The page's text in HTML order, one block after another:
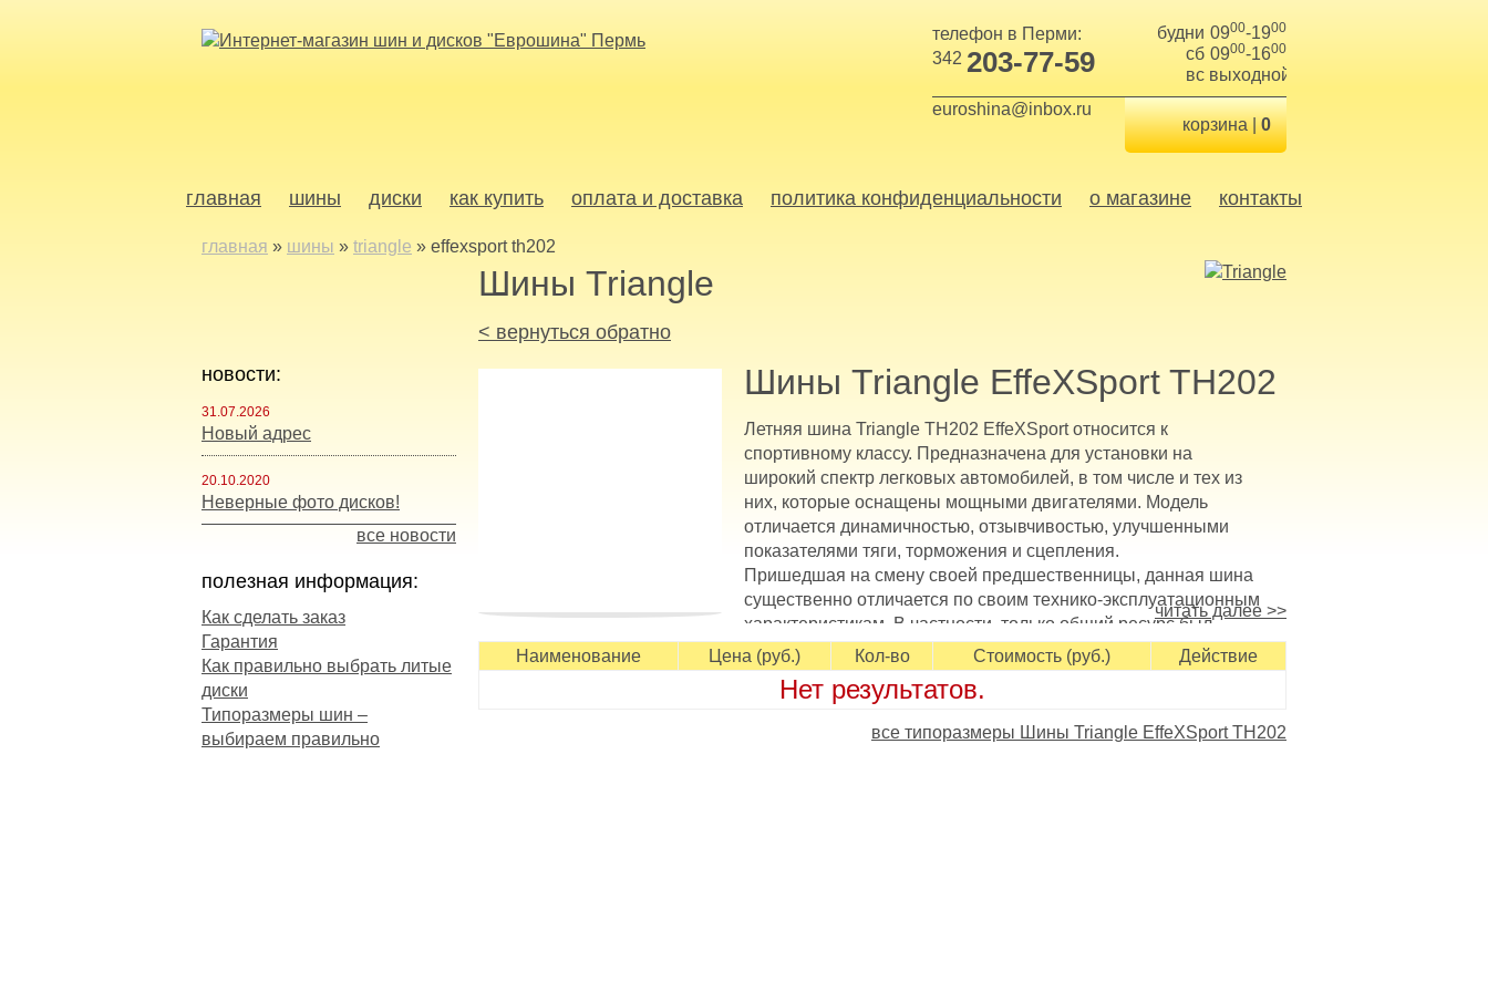
будни 0900-1900
сб 0900-1600
вс выходной
телефон в Перми:
342 203-77-59
корзина |0
euroshina@inbox.ru
главная шины диски как купить оплата и доставка политика конфиденциальности о магазине контакты
главная » шины » triangle » effexsport th202
новости:
31.07.2026
Новый адрес
20.10.2020
Неверные фото дисков!
все новости
полезная информация:
Как сделать заказ
Гарантия
Как правильно выбрать литые
диски
Типоразмеры шин –
выбираем правильно
Шины Triangle
< вернуться обратно
Шины Triangle EffeXSport TH202
Летняя шина Triangle TH202 EffeXSport относится к
спортивному классу. Предназначена для установки на
широкий спектр легковых автомобилей, в том числе и тех из
них, которые оснащены мощными двигателями. Модель
отличается динамичностью, отзывчивостью, улучшенными
показателями тяги, торможения и сцепления.
Пришедшая на смену своей предшественницы, данная шина
существенно отличается по своим технико-эксплуатационным
характеристикам. В частности, только общий ресурс был
повышен более, чем на 20%. В модели сочетается топливная экономичность и эффективность
сцепных свойств. Этого удалось добиться за счет гладкой поверхности блочных структур,
которая минимизирует сопротивление воздушным потокам. А наличие насечек и канавок
способствует поддержанию тяговых и тормозных свойств на сухом и мокром асфальте.
Наличие цельных ребер в центре положительно отражается на чуткости управления, повышая
читать далее >>
Наименование Цена (руб.) Кол-во Стоимость (руб.) Действие
Нет результатов.
все типоразмеры Шины Triangle EffeXSport TH202